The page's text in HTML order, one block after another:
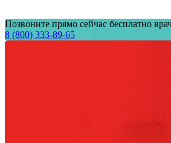
Позвоните прямо сейчас бесплатно
8 (800) 333-89-65